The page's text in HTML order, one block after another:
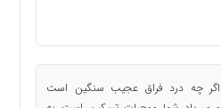
اگر چه درد فراق عجیب سنگین است